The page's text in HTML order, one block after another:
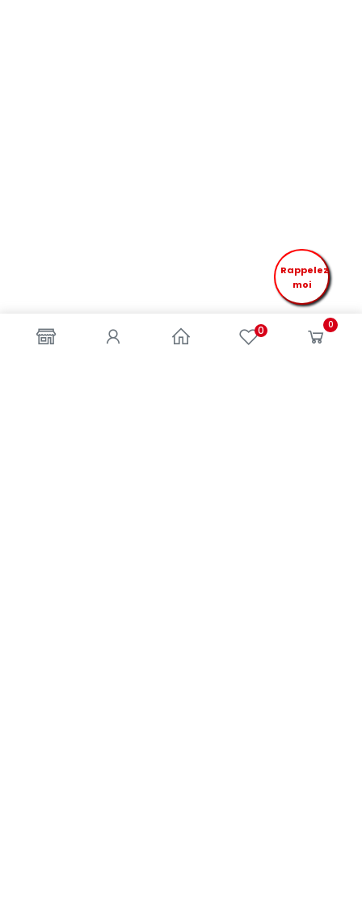
0 0
Rappelez
moi